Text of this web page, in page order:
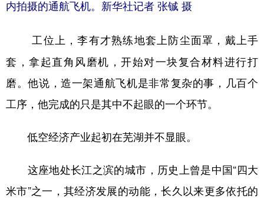
内拍摄的通航飞机。新华社记者 张铖 摄
工位上，李有才熟练地套上防尘面罩，戴上手
套，拿起直角风磨机，开始对一块复合材料进行打
磨。他说，造一架通航飞机是非常复杂的事，几百个
工序，他完成的只是其中不起眼的一个环节。
低空经济产业起初在芜湖并不显眼。
这座地处长江之滨的城市，历史上曾是中国“四大
米市”之一，其经济发展的动能，长久以来更多依托的